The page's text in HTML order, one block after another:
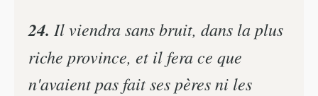
24. Il viendra sans bruit, dans la plus
riche province, et il fera ce que
n'avaient pas fait ses pères ni les